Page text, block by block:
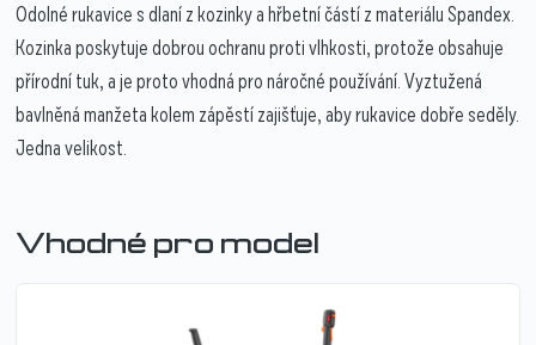
Odolné rukavice s dlaní z kozinky a hřbetní částí z materiálu Spandex.
Kozinka poskytuje dobrou ochranu proti vlhkosti, protože obsahuje
přírodní tuk, a je proto vhodná pro náročné používání. Vyztužená
bavlněná manžeta kolem zápěstí zajišťuje, aby rukavice dobře seděly.
Jedna velikost.
Vhodné pro model